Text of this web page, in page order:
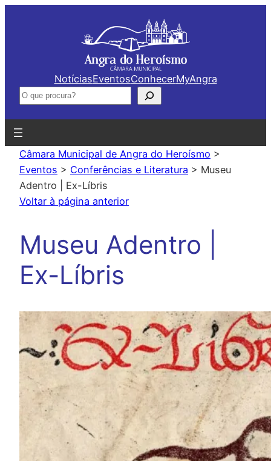
NotíciasEventosConhecerMyAngra
Pesquisar
Câmara Municipal de Angra do Heroísmo >
Eventos > Conferências e Literatura > Museu
Adentro | Ex-Líbris
Voltar à página anterior
Museu Adentro |
Ex-Líbris